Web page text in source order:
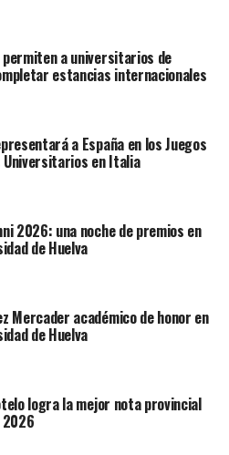
permiten a universitarios de
estancias internacionales
a España en los Juegos
Universitarios en Italia
2026: una noche de premios en
de Huelva
Mercader académico de honor en
de Huelva
logra la mejor nota provincial
2026